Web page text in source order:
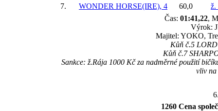
7.
WONDER HORSE(IRE), 4 60,0
ž.
Čas: 01:41,22,
Výrok:
Majitel: YOKO,
Kůň č.5
Kůň č.7
Sankce: ž.Rája 1000 Kč za nadměrné použití
vliv na
1260 Cena